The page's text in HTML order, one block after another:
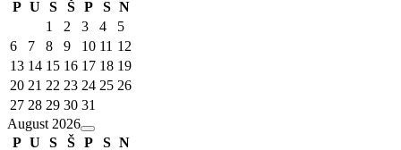
P U S Š P S N
1
2 3 4
5
6
7 8 9 10 11 12
13 14 15 16 17 18 19
20 21 22 23 24 25 26
27 28 29 30 31
August 2026
P U S Š P S N